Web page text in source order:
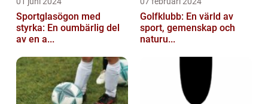
Sportglasögon med
styrka: En oumbärlig del
av en a...
Golfklubb: En värld av
sport, gemenskap och
naturu...